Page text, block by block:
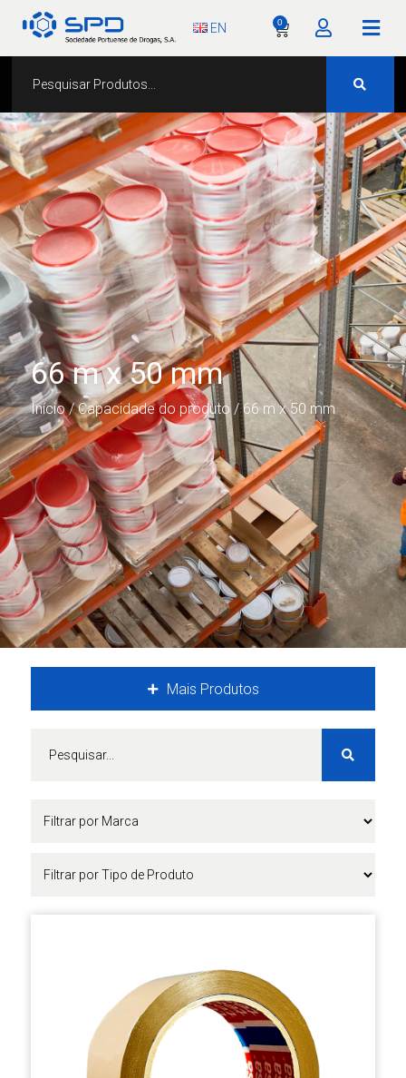
EN 0
66 m x 50 mm
Início/ Capacidade do produto / 66 m x 50 mm
Mais Produtos